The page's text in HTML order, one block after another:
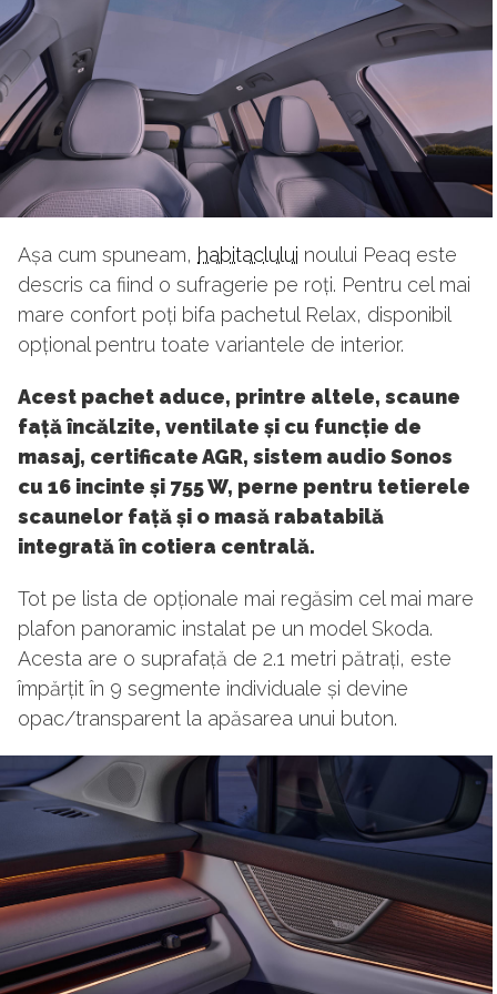
Așa cum spuneam, habitaclului noului Peaq este
descris ca fiind o sufragerie pe roți. Pentru cel mai
mare confort poți bifa pachetul Relax, disponibil
opțional pentru toate variantele de interior.
Acest pachet aduce, printre altele, scaune
față încălzite, ventilate și cu funcție de
masaj, certificate AGR, sistem audio Sonos
cu 16 incinte și 755 W, perne pentru tetierele
scaunelor față și o masă rabatabilă
integrată în cotiera centrală.
Tot pe lista de opționale mai regăsim cel mai mare
plafon panoramic instalat pe un model Skoda.
Acesta are o suprafață de 2.1 metri pătrați, este
împărțit în 9 segmente individuale și devine
opac/transparent la apăsarea unui buton.